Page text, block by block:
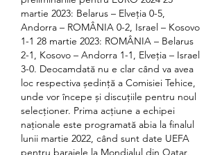
martie 2023: Belarus – Elveția 0-5,
Andorra – ROMÂNIA 0-2, Israel – Kosovo
1-1 28 martie 2023: ROMÂNIA – Belarus
2-1, Kosovo – Andorra 1-1, Elveția – Israel
3-0. Deocamdată nu e clar când va avea
loc respectiva ședință a Comisiei Tehice,
unde vor începe și discuțiile pentru noul
selecționer. Prima acțiune a echipei
naționale este programată abia la finalul
lunii martie 2022, când sunt date UEFA
pentru barajele la Mondialul din Qatar,